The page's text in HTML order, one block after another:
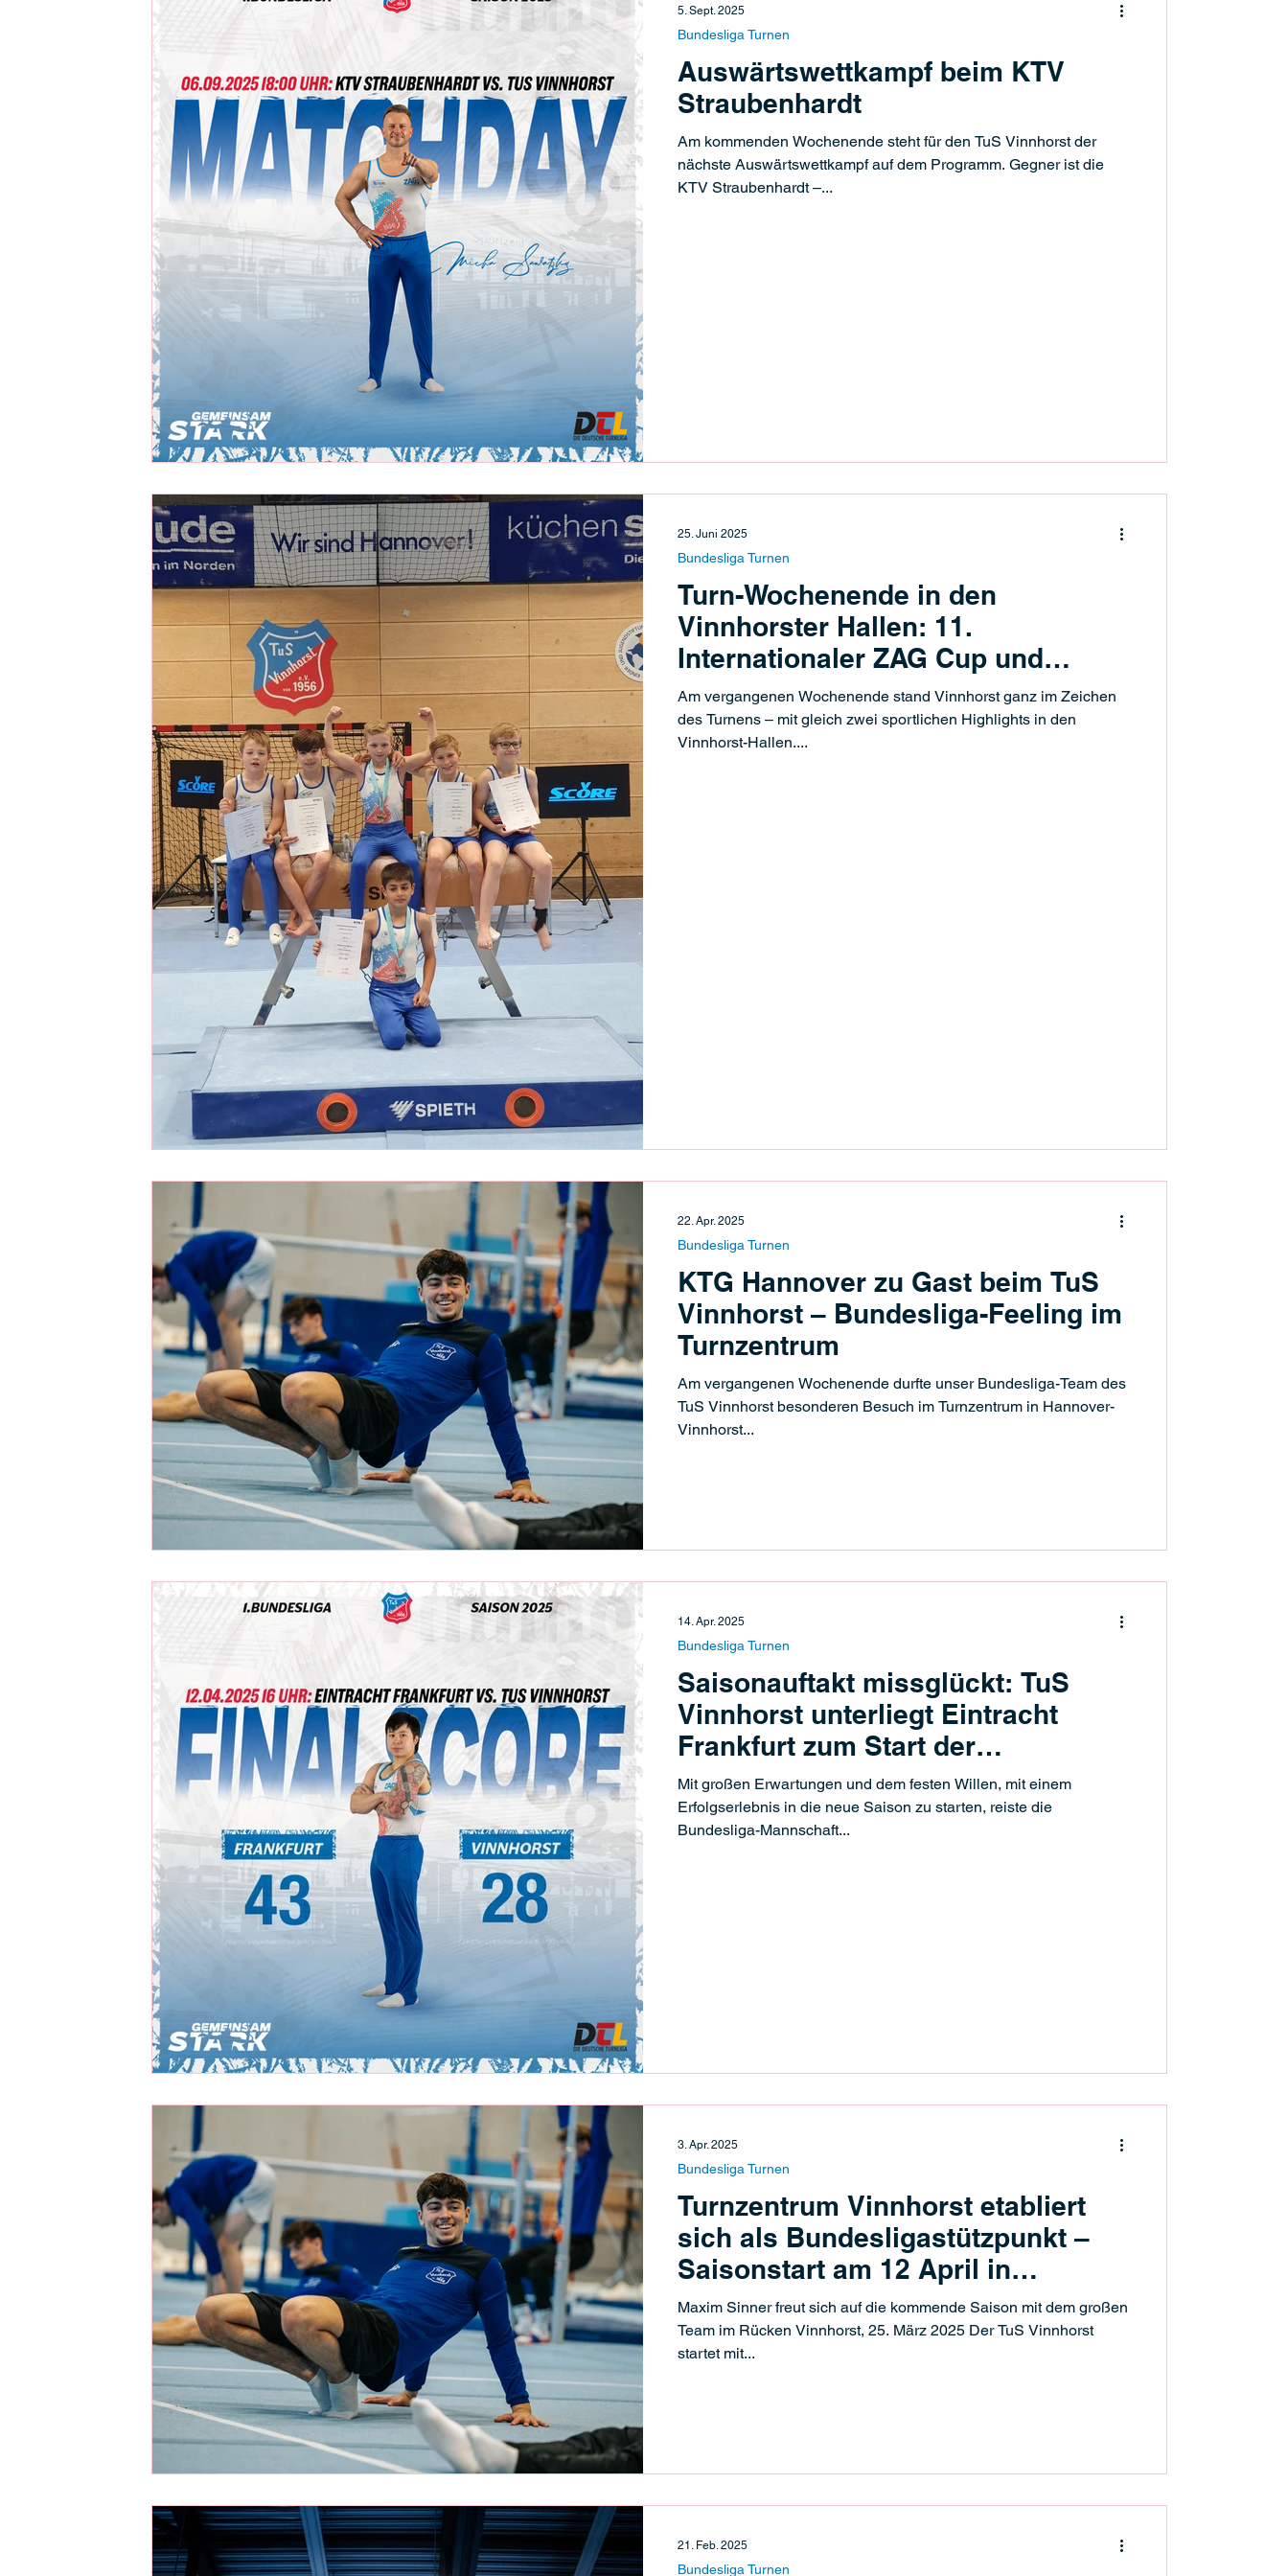
Auswärtswettkampf beim KTV
Straubenhardt
Am kommenden Wochenende steht für den TuS Vinnhorst der
nächste Auswärtswettkampf auf dem Programm. Gegner ist die
KTV Straubenhardt –...
Bundesliga Turnen
5. Sept. 2025
Turn-Wochenende in den
Vinnhorster Hallen: 11.
Internationaler ZAG Cup und
Landesmeisterschaften
Am vergangenen Wochenende stand Vinnhorst ganz im Zeichen
des Turnens – mit gleich zwei sportlichen Highlights in den
Vinnhorst-Hallen....
Bundesliga Turnen
25. Juni 2025
KTG Hannover zu Gast beim TuS
Vinnhorst – Bundesliga-Feeling im
Turnzentrum
Am vergangenen Wochenende durfte unser Bundesliga-Team des
TuS Vinnhorst besonderen Besuch im Turnzentrum in Hannover-
Vinnhorst...
Bundesliga Turnen
22. Apr. 2025
Saisonauftakt missglückt: TuS
Vinnhorst unterliegt Eintracht
Frankfurt zum Start der
Bundesliga-Saison 2025
Mit großen Erwartungen und dem festen Willen, mit einem
Erfolgserlebnis in die neue Saison zu starten, reiste die
Bundesliga-Mannschaft...
Bundesliga Turnen
14. Apr. 2025
Turnzentrum Vinnhorst etabliert
sich als Bundesligastützpunkt –
Saisonstart am 12 April in
Frankfurt
Maxim Sinner freut sich auf die kommende Saison mit dem großen
Team im Rücken Vinnhorst, 25. März 2025 Der TuS Vinnhorst
startet mit...
Bundesliga Turnen
3. Apr. 2025
Bundesliga Turnen
21. Feb. 2025